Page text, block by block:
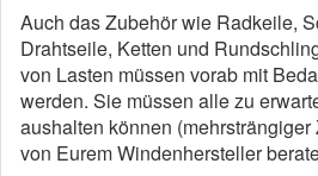
Auch das Zubehör wie Radkeile,
Drahtseile, Ketten und
von Lasten müssen vorab mit
werden. Sie müssen alle zu
aushalten können
von Eurem Windenhersteller